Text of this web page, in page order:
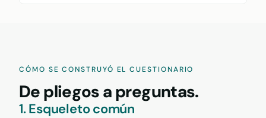
CÓMO SE CONSTRUYÓ EL CUESTIONARIO
De pliegos a preguntas.
1. Esqueleto común